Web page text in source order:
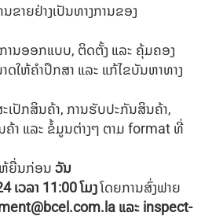
ຂາຍຢ່າງເປັນທາງການຂອງ
ານອອກແບບ, ຕິດຕັ້ງ ແລະ ຄຸ້ມຄອງ
ດໃຫ້ຄໍາປຶກສາ ແລະ ແກ້ໄຂບັນຫາທາງ
ເປັກສິນຄ້າ, ການຮັບປະກັນສິນຄ້າ,
ຄ້າ ແລະ ຂໍ້ມູນຕ່າງໆ ຕາມ format ທີ່
ຫ້ຍື່ນກ່ອນ ວັນ
ເວລາ 11:00ໂມງໂດຍການສົ່ງຟາຍ
ແລະ inspect-